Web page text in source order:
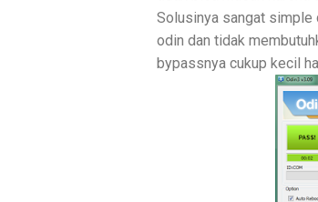
Solusinya sangat simple
odin dan tidak
bypassnya cukup kecil